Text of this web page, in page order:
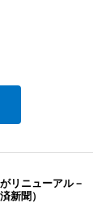
リニューアル－
新聞）